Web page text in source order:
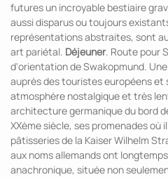
futures un incroyable bestiaire
aussi disparus ou toujours
représentations abstraites, sont
art pariétal. Déjeuner. Route pour
d'orientation de Swakopmund.
auprès des touristes européens
atmosphère nostalgique et très
architecture germanique du bord
XXème siècle, ses promenades où
pâtisseries de la Kaiser Wilhelm
aux noms allemands ont
anachronique, située non